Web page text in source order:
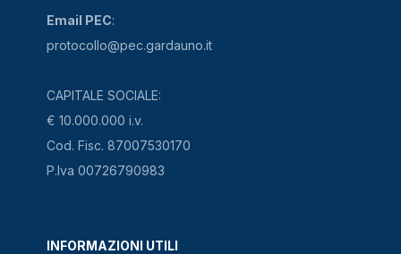
Email PEC:
protocollo@pec.gardauno.it
CAPITALE SOCIALE:
€ 10.000.000 i.v.
Cod. Fisc. 87007530170
P.Iva 00726790983
INFORMAZIONI UTILI